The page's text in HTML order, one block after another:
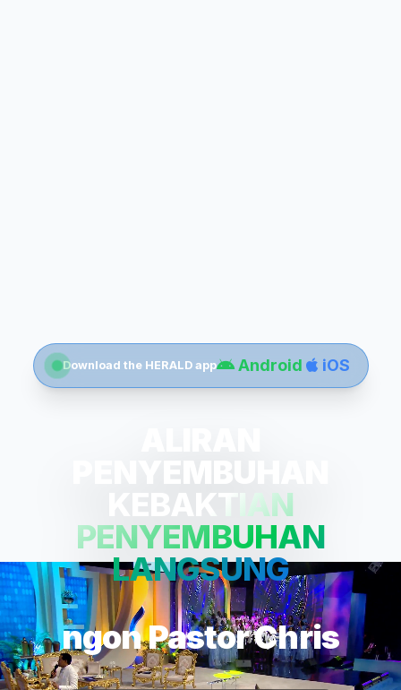
Download the HERALD app Android iOS
PENYEMBUHAN
KEBAKTIAN
PENYEMBUHAN
LANGSUNG
ngon Pastor Chris